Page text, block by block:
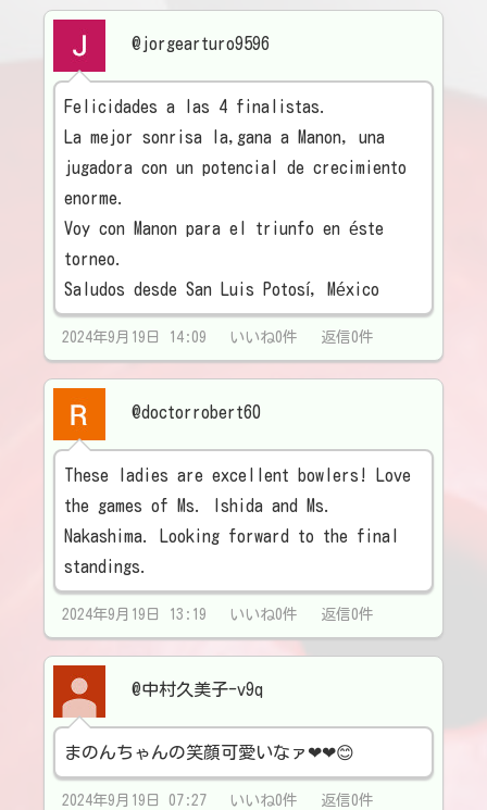
@jorgearturo9596
Felicidades a las 4 finalistas.
La mejor sonrisa la,gana a Manon, una
jugadora con un potencial de crecimiento
enorme.
Voy con Manon para el triunfo en éste
torneo.
Saludos desde San Luis Potosí, México
2024年9月19日 14:09 いいね0件 返信0件
@doctorrobert60
These ladies are excellent bowlers! Love
the games of Ms. Ishida and Ms.
Nakashima. Looking forward to the final
standings.
2024年9月19日 13:19 いいね0件 返信0件
@中村久美子-v9q
まのんちゃんの笑顔可愛いなァ❤❤😊
2024年9月19日 07:27 いいね0件 返信0件